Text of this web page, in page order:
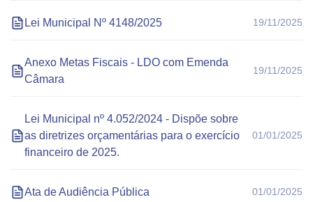
Lei Municipal Nº 4148/2025 19/11/2025
Anexo Metas Fiscais - LDO com Emenda
Câmara
19/11/2025
Lei Municipal nº 4.052/2024 - Dispõe sobre
as diretrizes orçamentárias para o exercício
financeiro de 2025.
01/01/2025
Ata de Audiência Pública 01/01/2025